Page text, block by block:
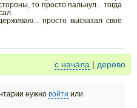
то просто пальнул... тогда
просто высказал свое
с начала | дерево
нужно войти или